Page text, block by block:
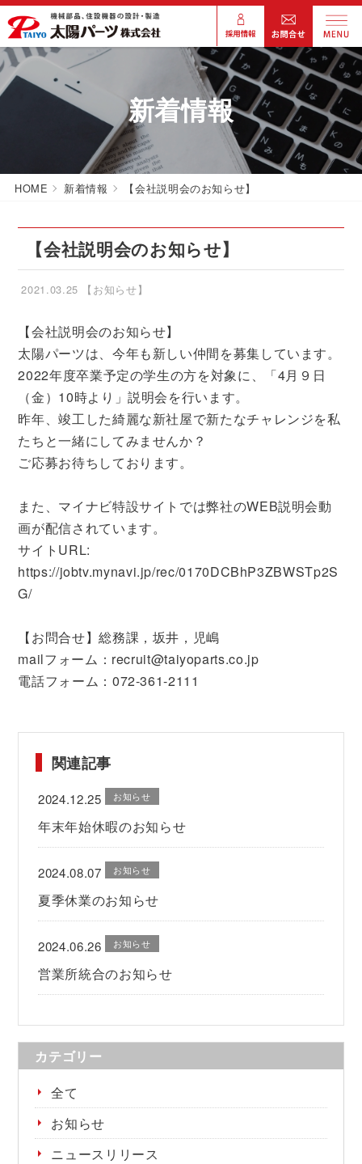
新着情報
HOME 新着情報 【会社説明会のお知らせ】
【会社説明会のお知らせ】
2021.03.25 【お知らせ】
【会社説明会のお知らせ】
太陽パーツは、今年も新しい仲間を募集しています。
2022年度卒業予定の学生の方を対象に、「4月９日
（金）10時より」説明会を行います。
昨年、竣工した綺麗な新社屋で新たなチャレンジを私
たちと一緒にしてみませんか？
ご応募お待ちしております。
また、マイナビ特設サイトでは弊社のWEB説明会動
画が配信されています。
サイトURL:
https://jobtv.mynavi.jp/rec/0170DCBhP3ZBWSTp2S
G/
【お問合せ】総務課，坂井，児嶋
mailフォーム：recruit@taiyoparts.co.jp
電話フォーム：072-361-2111
関連記事
2024.12.25 お知らせ
年末年始休暇のお知らせ
2024.08.07 お知らせ
夏季休業のお知らせ
2024.06.26 お知らせ
営業所統合のお知らせ
カテゴリー
全て
お知らせ
ニュースリリース